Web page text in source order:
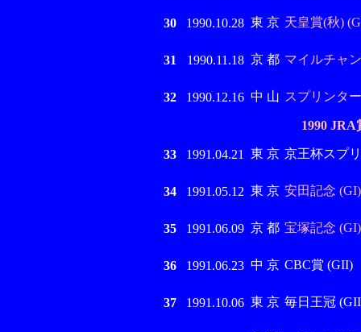
30 1990.10.28 東 京 天皇賞(秋)
31 1990.11.18 京 都 マイルチャ
32 1990.12.16 中 山 スプリンタ
1990
33 1991.04.21 東 京 京王杯スプ
34 1991.05.12 東 京 安田記念 (GI)
35 1991.06.09 京 都 宝塚記念 (GI)
36 1991.06.23 中 京 CBC賞 (GII)
37 1991.10.06 東 京 毎日王冠